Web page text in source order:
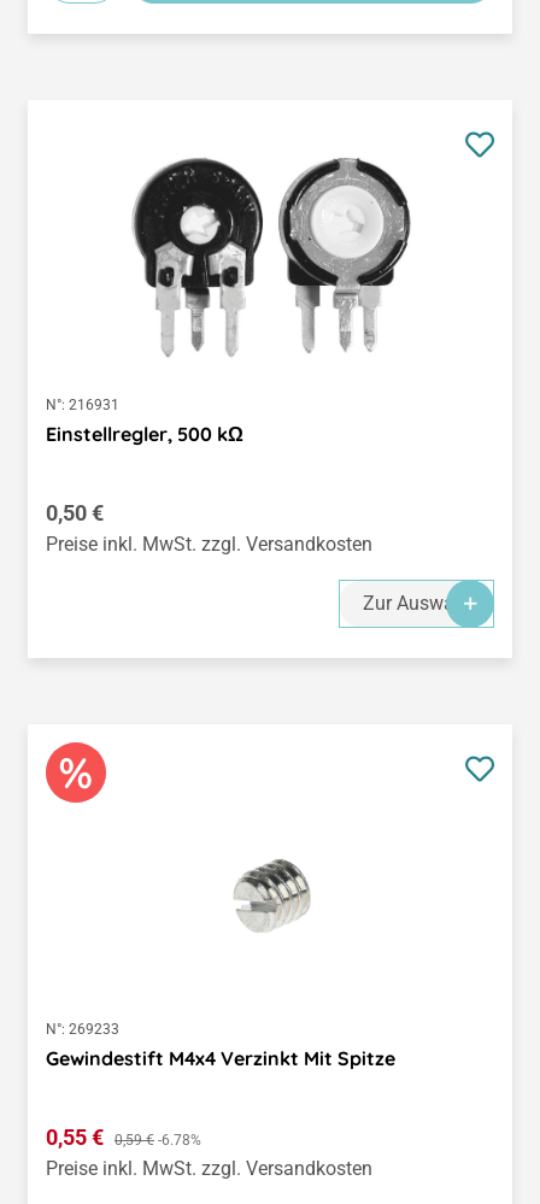
N°: 216931
Einstellregler, 500 kΩ
Regulärer Preis:
0,50 €
Preise inkl. MwSt. zzgl. Versandkosten
Zur Auswahl
N°: 269233
Gewindestift M4x4 Verzinkt Mit Spitze
Verkaufspreis:
0,55 € Regulärer Preis:
0,59 € -6.78%
Preise inkl. MwSt. zzgl. Versandkosten